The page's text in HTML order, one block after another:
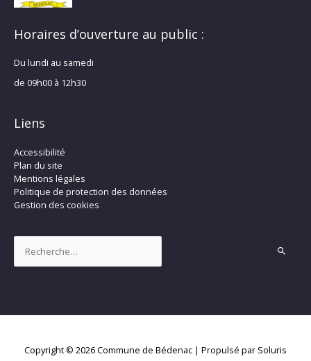
Horaires d’ouverture au public :
Du lundi au samedi
de 09h00 à 12h30
Liens
Accessibilité
Plan du site
Mentions légales
Politique de protection des données
Gestion des cookies
Copyright © 2026Commune de Bédenac | Propulsé par Soluris